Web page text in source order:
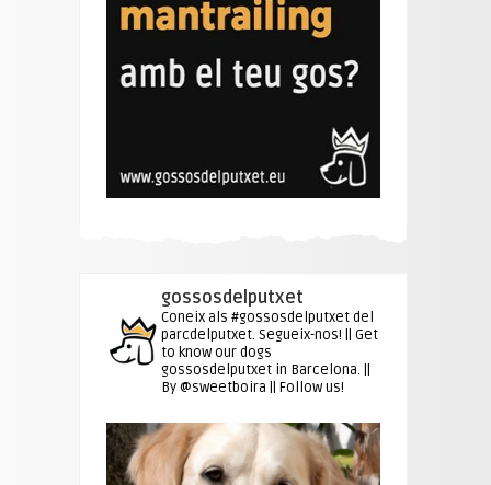
gossosdelputxet
Coneix als #gossosdelputxet del
parcdelputxet. Segueix-nos! || Get
to know our dogs
gossosdelputxet in Barcelona. ||
By @sweetboira || Follow us!